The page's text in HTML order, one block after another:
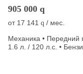
905 000 q
от 17 141 q / мес.
Механика • Передний
1.6 л. / 120 л.с. •